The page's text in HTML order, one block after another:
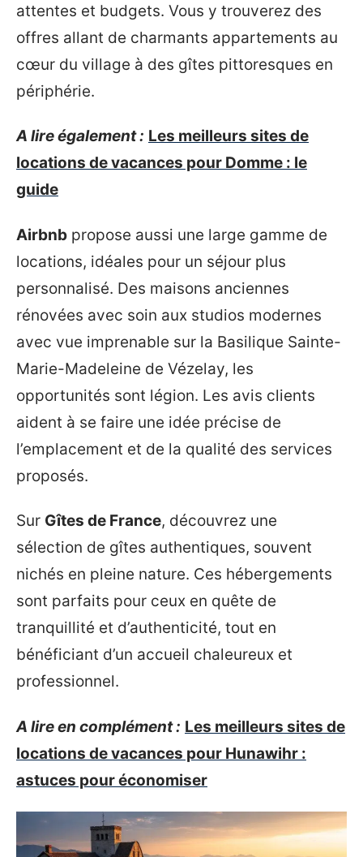
attentes et budgets. Vous y trouverez des
offres allant de charmants appartements au
cœur du village à des gîtes pittoresques en
périphérie.
A lire également : Les meilleurs sites de
locations de vacances pour Domme : le
guide
Airbnb propose aussi une large gamme de
locations, idéales pour un séjour plus
personnalisé. Des maisons anciennes
rénovées avec soin aux studios modernes
avec vue imprenable sur la Basilique Sainte-
Marie-Madeleine de Vézelay, les
opportunités sont légion. Les avis clients
aident à se faire une idée précise de
l’emplacement et de la qualité des services
proposés.
Sur Gîtes de France, découvrez une
sélection de gîtes authentiques, souvent
nichés en pleine nature. Ces hébergements
sont parfaits pour ceux en quête de
tranquillité et d’authenticité, tout en
bénéficiant d’un accueil chaleureux et
professionnel.
A lire en complément : Les meilleurs sites de
locations de vacances pour Hunawihr :
astuces pour économiser